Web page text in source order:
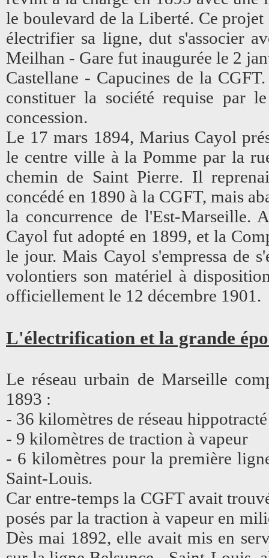
le boulevard de la Liberté. Ce
électrifier sa ligne, dut s'associer
Meilhan - Gare fut inaugurée le 2
Castellane - Capucines de la
constituer la société requise par
concession.
Le 17 mars 1894, Marius Cayol
le centre ville à la Pomme par la
chemin de Saint Pierre. Il
concédé en 1890 à la CGFT, mais
la concurrence de l'Est-Marseille.
Cayol fut adopté en 1899, et la
le jour. Mais Cayol s'empressa de
volontiers son matériel à
officiellement le 12 décembre 1901.
L'électrification et la grande
Le réseau urbain de Marseille
1893 :
- 36 kilomètres de réseau hippotracté
- 9 kilomètres de traction à vapeur
- 6 kilomètres pour la première
Saint-Louis.
Car entre-temps la CGFT avait
posés par la traction à vapeur en
Dès mai 1892, elle avait mis en